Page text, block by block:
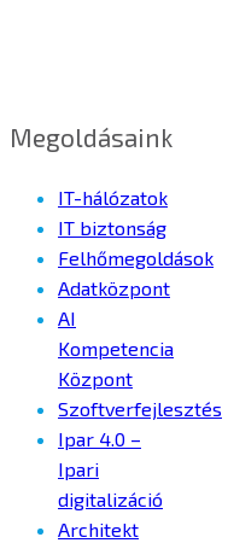
Megoldásaink
IT-hálózatok
IT biztonság
Felhőmegoldások
Adatközpont
AI
Kompetencia
Központ
Szoftverfejlesztés
Ipar 4.0 –
Ipari
digitalizáció
Architekt